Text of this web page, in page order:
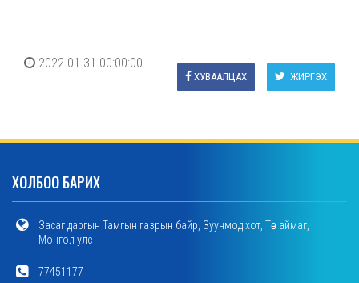
2022-01-31 00:00:00
ЖИРГЭХ
ХУВААЛЦАХ
ХОЛБОО БАРИХ
Засаг даргын Тамгын газрын байр, Зуунмод хот, Төв аймаг,
Монгол улс
77451177